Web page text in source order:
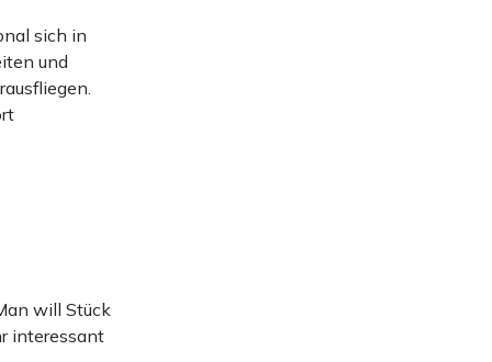
sich in
und
will Stück
interessant